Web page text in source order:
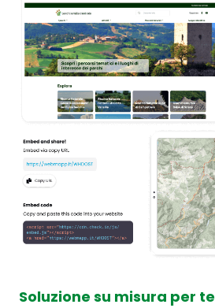
Soluzione su misura per te